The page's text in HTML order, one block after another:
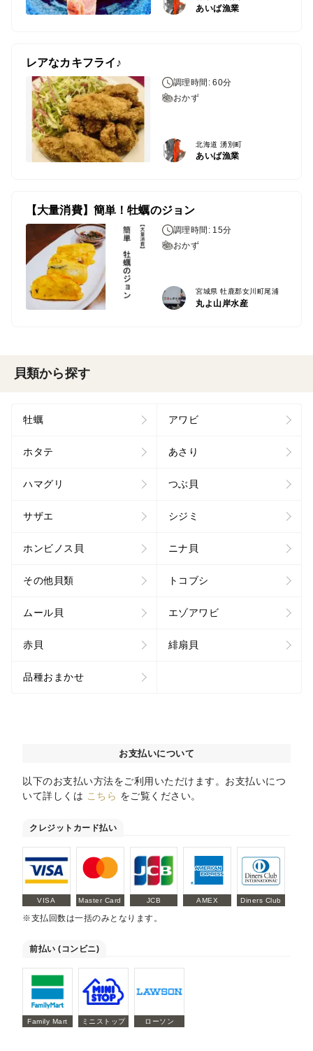
あいば漁業
レアなカキフライ♪
調理時間: 60分
おかず
北海道 湧別町
あいば漁業
【大量消費】簡単！牡蠣のジョン
調理時間: 15分
おかず
宮城県 牡鹿郡女川町尾浦
丸よ山岸水産
貝類から探す
牡蠣 アワビ
ホタテ あさり
ハマグリ つぶ貝
サザエ シジミ
ホンビノス貝 ニナ貝
その他貝類 トコブシ
ムール貝 エゾアワビ
赤貝 緋扇貝
品種おまかせ
お支払いについて
以下のお支払い方法をご利用いただけます。お支払いにつ
いて詳しくは こちら をご覧ください。
クレジットカード払い
VISA Master Card JCB AMEX Diners Club
※支払回数は一括のみとなります。
前払い (コンビニ)
Family Mart ミニストップ ローソン